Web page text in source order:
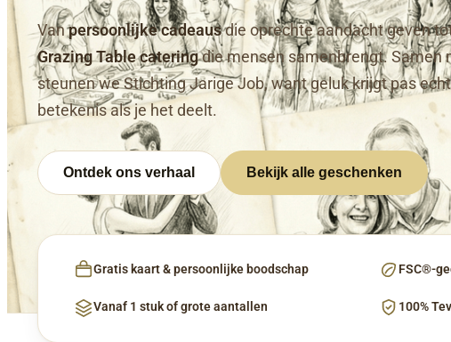
Vanpersoonlijke cadeausdie oprechte aandacht geven
Grazing Table cateringdie mensen samenbrengt. Samen
steunen we Stichting Jarige Job, want geluk krijgt pas echt
betekenis als je het deelt.
Ontdek ons verhaal Bekijk alle geschenken
Gratis kaart & persoonlijke boodschap FSC®-
Vanaf 1 stuk of grote aantallen 100%